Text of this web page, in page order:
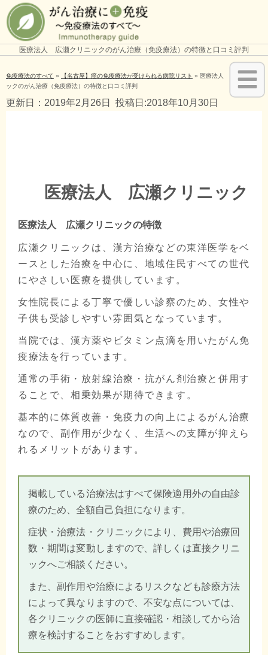
医療法人 広瀬クリニックのがん治療（免疫療法）の特徴と口コミ評判
免疫療法のすべて » 【名古屋】癌の免疫療法が受けられる病院リスト » 医療法人 広瀬クリニ
ックのがん治療（免疫療法）の特徴と口コミ評判
更新日：2019年2月26日 投稿日:2018年10月30日
医療法人 広瀬クリニック
医療法人 広瀬クリニックの特徴
広瀬クリニックは、漢方治療などの東洋医学をベ
ースとした治療を中心に、地域住民すべての世代
にやさしい医療を提供しています。
女性院長による丁寧で優しい診察のため、女性や
子供も受診しやすい雰囲気となっています。
当院では、漢方薬やビタミン点滴を用いたがん免
疫療法を行っています。
通常の手術・放射線治療・抗がん剤治療と併用す
ることで、相乗効果が期待できます。
基本的に体質改善・免疫力の向上によるがん治療
なので、副作用が少なく、生活への支障が抑えら
れるメリットがあります。
掲載している治療法はすべて保険適用外の自由診
療のため、全額自己負担になります。
症状・治療法・クリニックにより、費用や治療回
数・期間は変動しますので、詳しくは直接クリニ
ックへご相談ください。
また、副作用や治療によるリスクなども診療方法
によって異なりますので、不安な点については、
各クリニックの医師に直接確認・相談してから治
療を検討することをおすすめします。